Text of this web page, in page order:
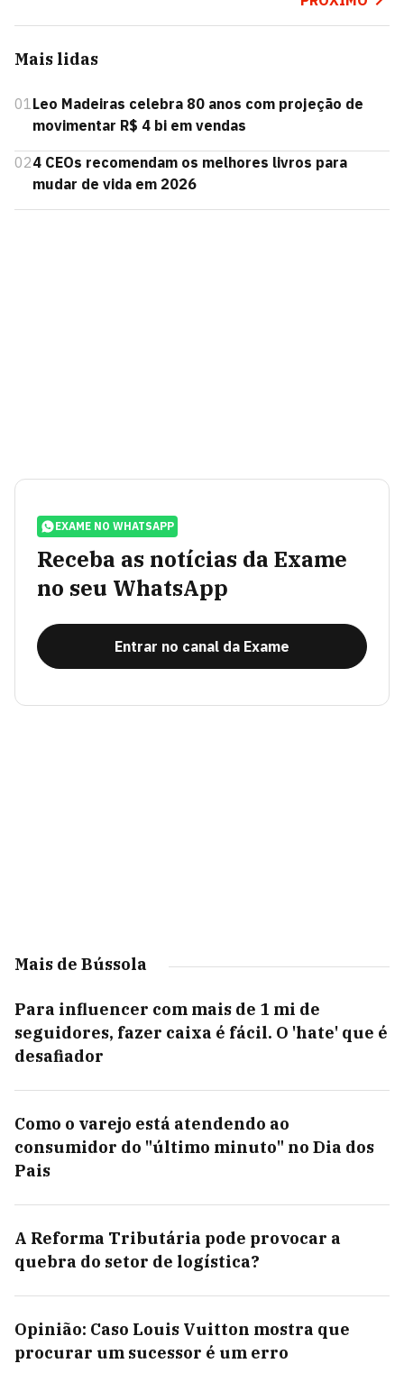
Mais lidas
01Leo Madeiras celebra 80 anos com projeção de
movimentar R$ 4 bi em vendas
024 CEOs recomendam os melhores livros para
mudar de vida em 2026
EXAME NO WHATSAPP
Receba as notícias da Exame
no seu WhatsApp
Entrar no canal da Exame
Mais de Bússola
Para influencer com mais de 1 mi de
seguidores, fazer caixa é fácil. O 'hate' que é
desafiador
Como o varejo está atendendo ao
consumidor do "último minuto" no Dia dos
Pais
A Reforma Tributária pode provocar a
quebra do setor de logística?
Opinião: Caso Louis Vuitton mostra que
procurar um sucessor é um erro